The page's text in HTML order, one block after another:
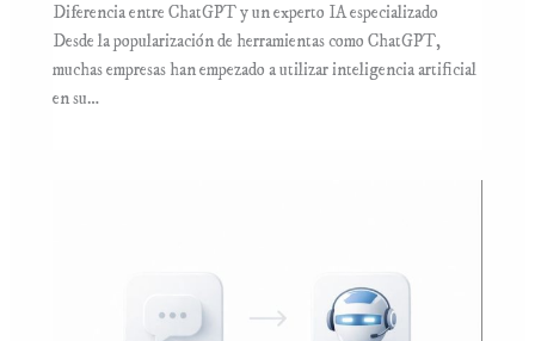
Diferencia entre ChatGPT y un experto IA especializado
Desde la popularización de herramientas como ChatGPT,
muchas empresas han empezado a utilizar inteligencia artificial
en su…